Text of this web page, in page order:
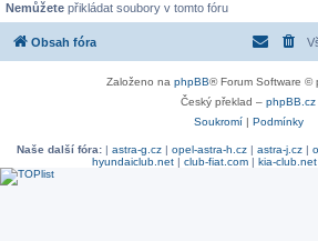
Nemůžete přikládat soubory v tomto fóru
Obsah fóra
Založeno na phpBB® Forum Software ©
Český překlad – phpBB.cz
Soukromí| Podmínky
Naše další fóra: | astra-g.cz | opel-astra-h.cz | astra-j.cz |
hyundaiclub.net| club-fiat.com| kia-club.net